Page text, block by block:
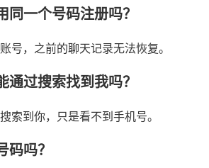
一个号码注册吗？
号，之前的聊天记录无法恢复。
过搜索找到我吗？
索到你，只是看不到手机号。
码吗？